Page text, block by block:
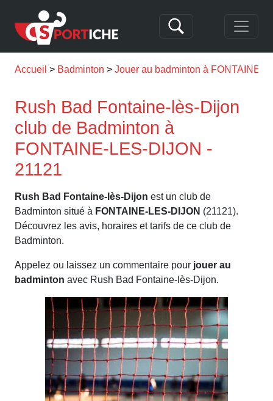
Accueil Badminton Jouer au badminton à FONTAINE-
Rush Bad Fontaine-lès-Dijon
club de Badminton à
FONTAINE-LES-DIJON -
21121
Rush Bad Fontaine-lès-Dijon est un club de
Badminton situé à FONTAINE-LES-DIJON (21121).
Découvrez les avis, horaires et tarifs de ce club de
Badminton.
Appelez ou laissez un commentaire pour jouer au
badminton avec Rush Bad Fontaine-lès-Dijon.